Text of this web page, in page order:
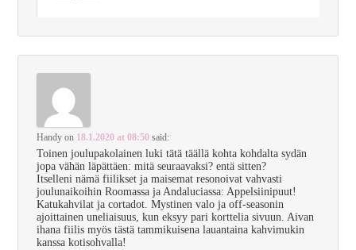
Handy on 18.1.2020 at 08:50 said:
Toinen joulupakolainen luki tätä täällä kohta kohdalta sydän
jopa vähän läpättäen: mitä seuraavaksi? entä sitten?
Itselleni nämä fiilikset ja maisemat resonoivat vahvasti
joulunaikoihin Roomassa ja Andaluciassa: Appelsiinipuut!
Katukahvilat ja cortadot. Mystinen valo ja off-seasonin
ajoittainen uneliaisuus, kun eksyy pari korttelia sivuun. Aivan
ihana fiilis myös tästä tammikuisena lauantaina kahvimukin
kanssa kotisohvalla!